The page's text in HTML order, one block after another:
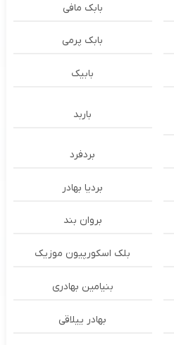
بابک مافی
بابک پرمی
بابیک
باربد
بردفرد
بردیا بهادر
بروان بند
بلک اسکورپیون موزیک
بنیامین بهادری
بهادر ییلاقی